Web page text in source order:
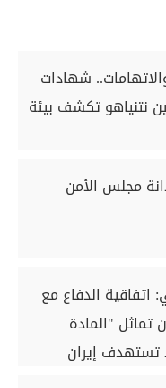
شهادات
نتنياهو تكشف بيئة
مجلس الأمن
اتفاقية الدفاع مع
تماثل "المادة
تستهدف إيران